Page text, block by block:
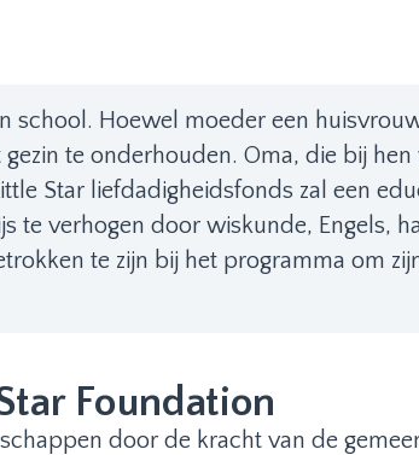
school. Hoewel moeder een
te onderhouden. Oma, die bij
Star liefdadigheidsfonds zal een
te verhogen door wiskunde, Engels,
te zijn bij het programma om
Foundation
door de kracht van de